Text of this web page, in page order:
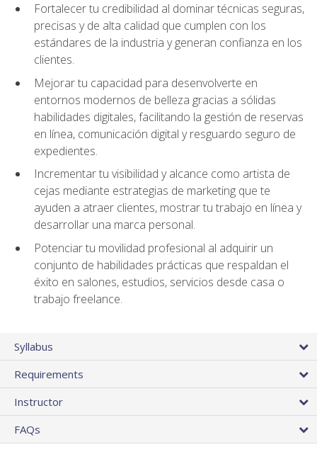
Fortalecer tu credibilidad al dominar técnicas seguras,
precisas y de alta calidad que cumplen con los
estándares de la industria y generan confianza en los
clientes.
Mejorar tu capacidad para desenvolverte en
entornos modernos de belleza gracias a sólidas
habilidades digitales, facilitando la gestión de reservas
en línea, comunicación digital y resguardo seguro de
expedientes.
Incrementar tu visibilidad y alcance como artista de
cejas mediante estrategias de marketing que te
ayuden a atraer clientes, mostrar tu trabajo en línea y
desarrollar una marca personal.
Potenciar tu movilidad profesional al adquirir un
conjunto de habilidades prácticas que respaldan el
éxito en salones, estudios, servicios desde casa o
trabajo freelance.
Syllabus
Requirements
Instructor
FAQs